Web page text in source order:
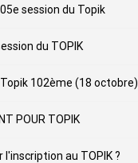
session du Topik
du TOPIK
102ème (18 octobre)
POUR TOPIK
l'inscription au TOPIK ?